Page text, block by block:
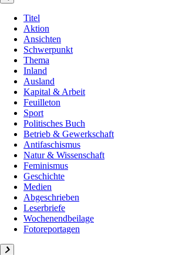
Titel
Aktion
Ansichten
Schwerpunkt
Thema
Inland
Ausland
Kapital & Arbeit
Feuilleton
Sport
Politisches Buch
Betrieb & Gewerkschaft
Antifaschismus
Natur & Wissenschaft
Feminismus
Geschichte
Medien
Abgeschrieben
Leserbriefe
Wochenendbeilage
Fotoreportagen